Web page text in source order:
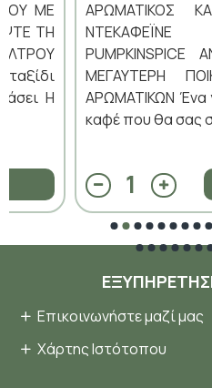
ΜΕ
ΤΗ
ταξίδι
Η
ΑΡΩΜΑΤΙΚΟΣ
PUMPKINSPICE
ΜΕΓΑΥΤΕΡΗ
ΑΡΩΜΑΤΙΚΩΝ Ένα
καφέ που θα σας
Επικοινωνήστε μαζί μας
Χάρτης Ιστότοπου